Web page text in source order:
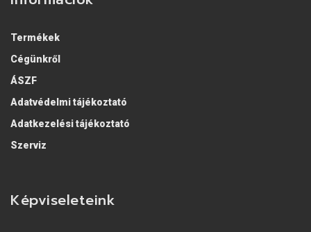
Termékek
Cégünkről
ÁSZF
Adatvédelmi tájékoztató
Adatkezelési tájékoztató
Szerviz
Képviseleteink